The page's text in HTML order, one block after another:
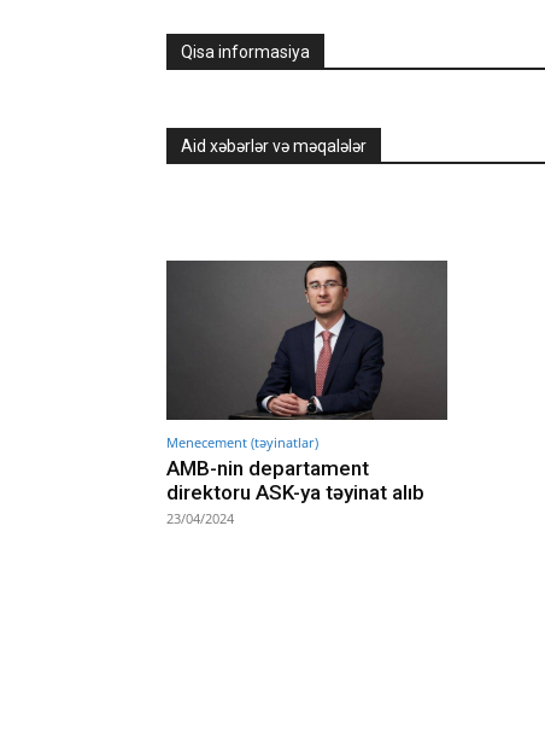
Qisa informasiya
Aid xəbərlər və məqalələr
Menecement (təyinatlar)
AMB-nin departament
direktoru ASK-ya təyinat alıb
23/04/2024